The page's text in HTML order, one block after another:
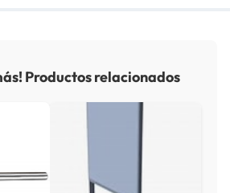
Productos relacionados